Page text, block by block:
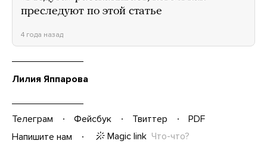
преследуют по этой статье
4 года назад
Лилия Яппарова
Телеграм Фейсбук Твиттер
PDF
Напишите нам
Magic link Что-что?